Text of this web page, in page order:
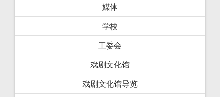
媒体
学校
工委会
戏剧文化馆
戏剧文化馆导览